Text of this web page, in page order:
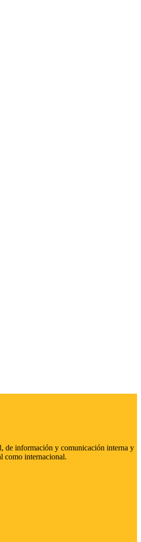
de información y comunicación interna y
como internacional.